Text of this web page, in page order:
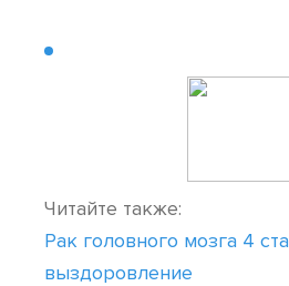
Читайте также:
Рак головного мозга 4
выздоровление